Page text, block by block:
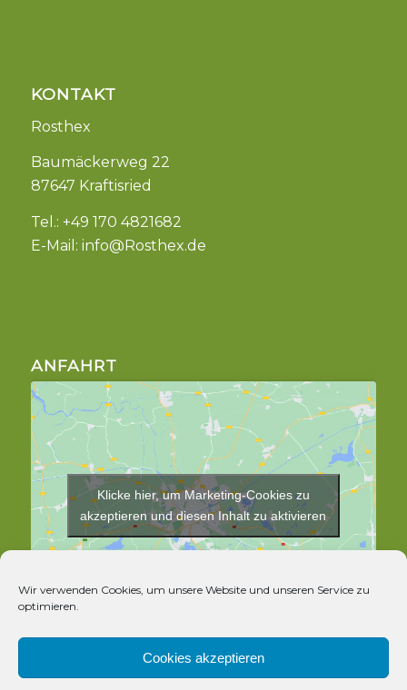
Wir verwenden Cookies, um unsere Website und unseren Service zu
optimieren.
Cookies akzeptieren
KONTAKT
Rosthex
Baumäckerweg 22
87647 Kraftisried
Tel.: +49 170 4821682
E-Mail: info@Rosthex.de
ANFAHRT
Klicke hier, um Marketing-Cookies zu
akzeptieren und diesen Inhalt zu aktivieren